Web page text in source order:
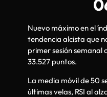
Nuevo máximo en el
tendencia alcista que
primer sesión semanal
33.527 puntos.
La media móvil de 50
últimas velas, RSI al